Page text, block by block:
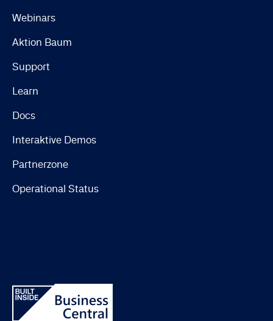
Webinars
Aktion Baum
Support
Learn
Docs
Interaktive Demos
Partnerzone
Operational Status